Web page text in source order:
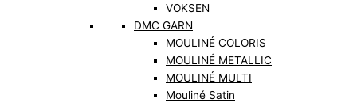
VOKSEN
DMC GARN
MOULINÉ COLORIS
MOULINÉ METALLIC
MOULINÉ MULTI
Mouliné Satin